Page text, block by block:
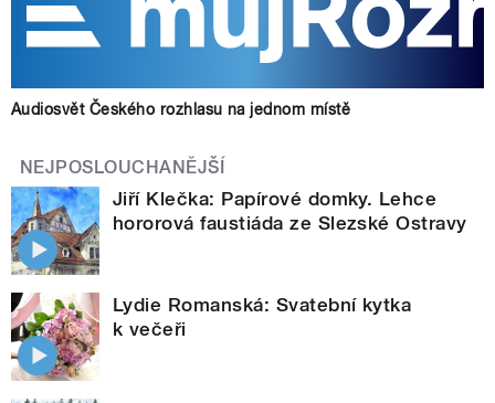
Audiosvět Českého rozhlasu na jednom místě
NEJPOSLOUCHANĚJŠÍ
Jiří Klečka: Papírové domky. Lehce
hororová faustiáda ze Slezské Ostravy
Lydie Romanská: Svatební kytka
k večeři